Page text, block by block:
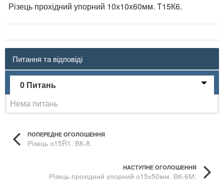
Різець прохідний упорний 10х10х60мм. Т15К6.
Питання та відповіді
0 Питань
Нема питань
ПОПЕРЕДНЕ ОГОЛОШЕННЯ
Різець о15R1. ВК-8.
НАСТУПНЕ ОГОЛОШЕННЯ
Різець прохідний упорний о15х50мм. ВК-6М.